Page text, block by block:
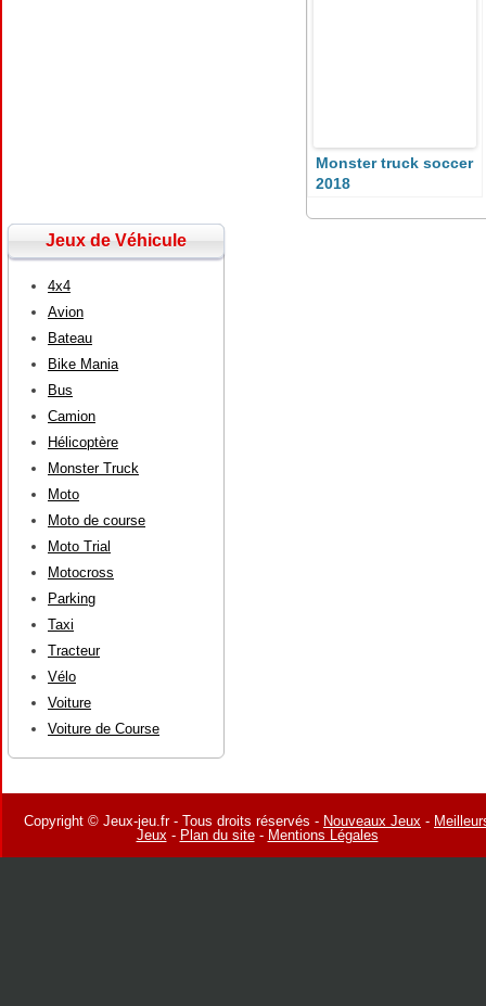
Monster truck soccer
2018
Jeux de Véhicule
4x4
Avion
Bateau
Bike Mania
Bus
Camion
Hélicoptère
Monster Truck
Moto
Moto de course
Moto Trial
Motocross
Parking
Taxi
Tracteur
Vélo
Voiture
Voiture de Course
Copyright © Jeux-jeu.fr - Tous droits réservés - Nouveaux Jeux -
Jeux- Plan du site- Mentions Légales